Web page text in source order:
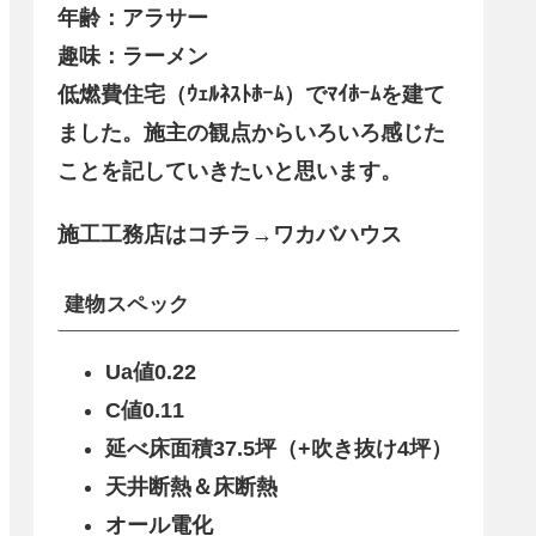
年齢：アラサー
趣味：ラーメン
低燃費住宅（ｳｪﾙﾈｽﾄﾎｰﾑ）でﾏｲﾎｰﾑを建て
ました。施主の観点からいろいろ感じた
ことを記していきたいと思います。
施工工務店はコチラ→ワカバハウス
建物スペック
Ua値0.22
C値0.11
延べ床面積37.5坪（+吹き抜け4坪）
天井断熱＆床断熱
オール電化